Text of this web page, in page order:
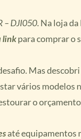
– DJI050. Na loja
linkpara comprar o
Mas
vários modelos
o
até equipamentos